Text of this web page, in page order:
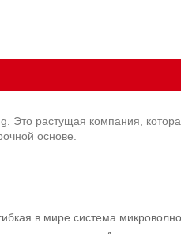
Это растущая компания,
основе.
в мире система